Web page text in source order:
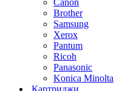
Canon
Brother
Samsung
Xerox
Pantum
Ricoh
Panasonic
Konica Minolta
Картриджи